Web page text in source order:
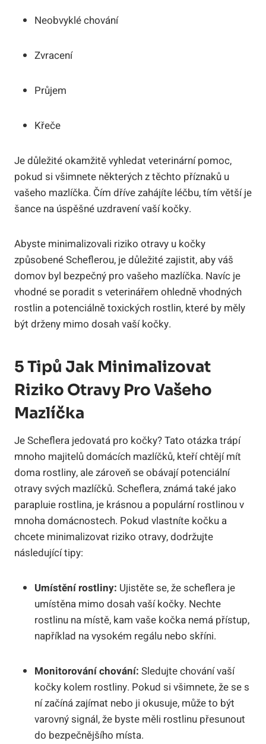
Neobvyklé chování
Zvracení
Průjem
Křeče
Je důležité okamžitě vyhledat veterinární pomoc,
pokud si všimnete některých z těchto příznaků u
vašeho mazlíčka. Čím dříve zahájíte léčbu, tím větší je
šance na úspěšné uzdravení vaší kočky.
Abyste minimalizovali riziko otravy u kočky
způsobené Scheflerou, je důležité zajistit, aby váš
domov byl bezpečný pro vašeho mazlíčka. Navíc je
vhodné se poradit s veterinářem ohledně vhodných
rostlin a potenciálně toxických rostlin, které by měly
být drženy mimo dosah vaší kočky.
5 Tipů Jak Minimalizovat
Riziko Otravy Pro Vašeho
Mazlíčka
Je Scheflera jedovatá pro kočky? Tato otázka trápí
mnoho majitelů domácích mazlíčků, kteří chtějí mít
doma rostliny, ale zároveň se obávají potenciální
otravy svých mazlíčků. Scheflera, známá také jako
parapluie rostlina, je krásnou a populární rostlinou v
mnoha domácnostech. Pokud vlastníte kočku a
chcete minimalizovat riziko otravy, dodržujte
následující tipy:
Umístění rostliny: Ujistěte se, že scheflera je
umístěna mimo dosah vaší kočky. Nechte
rostlinu na místě, kam vaše kočka nemá přístup,
například na vysokém regálu nebo skříni.
Monitorování chování: Sledujte chování vaší
kočky kolem rostliny. Pokud si všimnete, že se s
ní začíná zajímat nebo ji okusuje, může to být
varovný signál, že byste měli rostlinu přesunout
do bezpečnějšího místa.